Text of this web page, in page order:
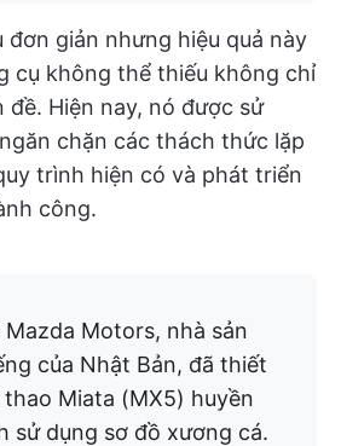
đơn giản nhưng hiệu quả này
cụ không thể thiếu không chỉ
đề. Hiện nay, nó được sử
chặn các thách thức lặp
trình hiện có và phát triển
công.
Mazda Motors, nhà sản
của Nhật Bản, đã thiết
Miata (MX5) huyền
sử dụng sơ đồ xương cá.